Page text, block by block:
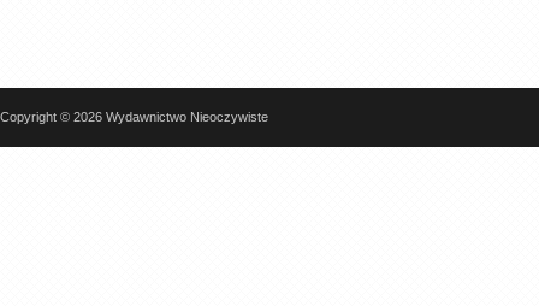
Copyright © 2026 Wydawnictwo Nieoczywiste